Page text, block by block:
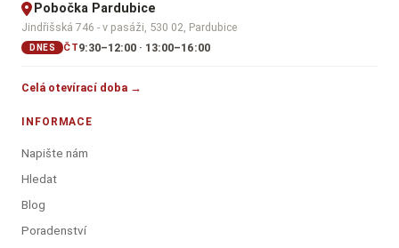
Pobočka Pardubice
Jindřišská 746 - v pasáži, 530 02, Pardubice
DNES ČT9:30–12:00 · 13:00–16:00
Celá otevírací doba →
INFORMACE
Napište nám
Hledat
Blog
Poradenství